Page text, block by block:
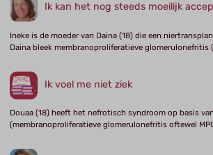
Ik kan het nog steeds moeilijk
Ineke is de moeder van Daina (18) die een
Daina bleek membranoproliferatieve glomerulonefritis
Ik voel me niet ziek
Douaa (18) heeft het nefrotisch syndroom op basis
(membranoproliferatieve glomerulonefritis oftewel